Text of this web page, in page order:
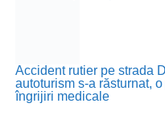
Accident rutier pe strada
autoturism s-a răsturnat,
îngrijiri medicale